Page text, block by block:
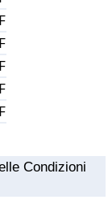
Condizioni